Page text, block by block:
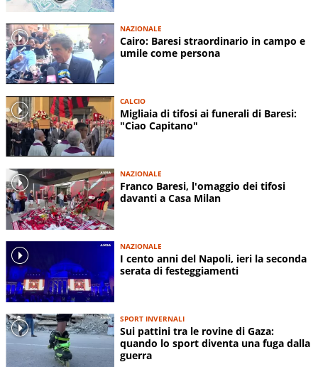
NAZIONALE
Cairo: Baresi straordinario in campo e
umile come persona
CALCIO
Migliaia di tifosi ai funerali di Baresi:
"Ciao Capitano"
NAZIONALE
Franco Baresi, l'omaggio dei tifosi
davanti a Casa Milan
NAZIONALE
I cento anni del Napoli, ieri la seconda
serata di festeggiamenti
SPORT INVERNALI
Sui pattini tra le rovine di Gaza:
quando lo sport diventa una fuga dalla
guerra